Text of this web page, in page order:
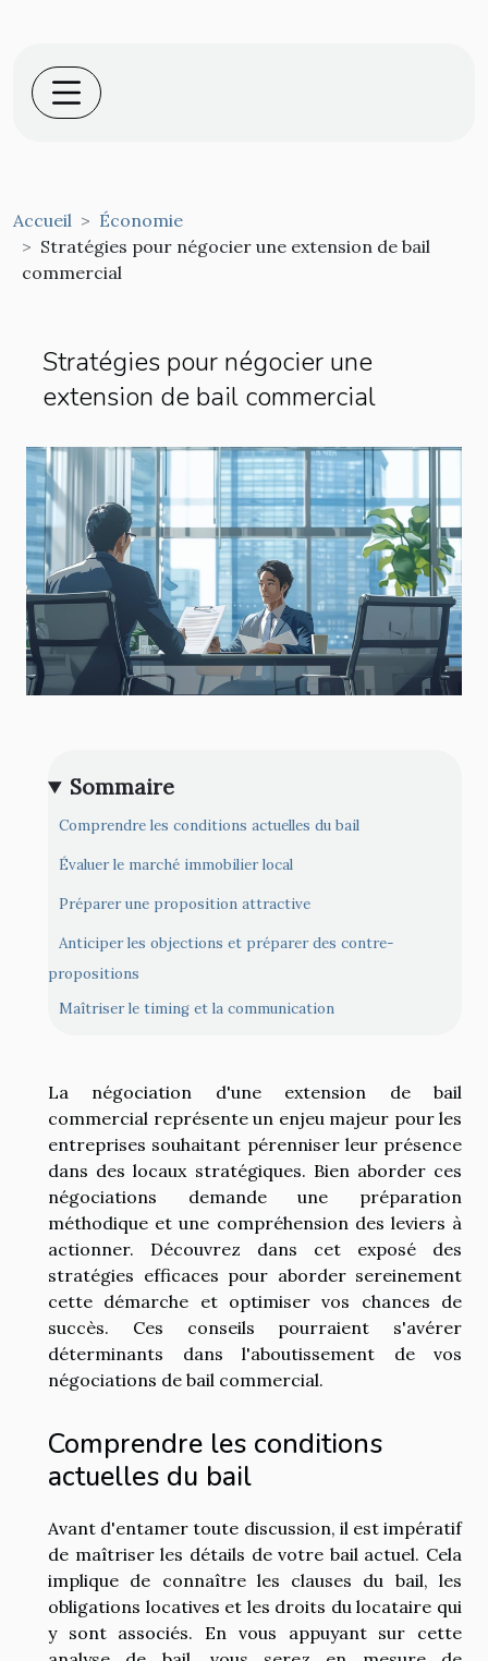
Accueil
Économie
Stratégies pour négocier une extension de bail
commercial
Stratégies pour négocier une
extension de bail commercial
Sommaire
Comprendre les conditions actuelles du bail
Évaluer le marché immobilier local
Préparer une proposition attractive
Anticiper les objections et préparer des contre-
propositions
Maîtriser le timing et la communication
La négociation d'une extension de bail
commercial représente un enjeu majeur pour les
entreprises souhaitant pérenniser leur présence
dans des locaux stratégiques. Bien aborder ces
négociations demande une préparation
méthodique et une compréhension des leviers à
actionner. Découvrez dans cet exposé des
stratégies efficaces pour aborder sereinement
cette démarche et optimiser vos chances de
succès. Ces conseils pourraient s'avérer
déterminants dans l'aboutissement de vos
négociations de bail commercial.
Comprendre les conditions
actuelles du bail
Avant d'entamer toute discussion, il est impératif
de maîtriser les détails de votre bail actuel. Cela
implique de connaître les clauses du bail, les
obligations locatives et les droits du locataire qui
y sont associés. En vous appuyant sur cette